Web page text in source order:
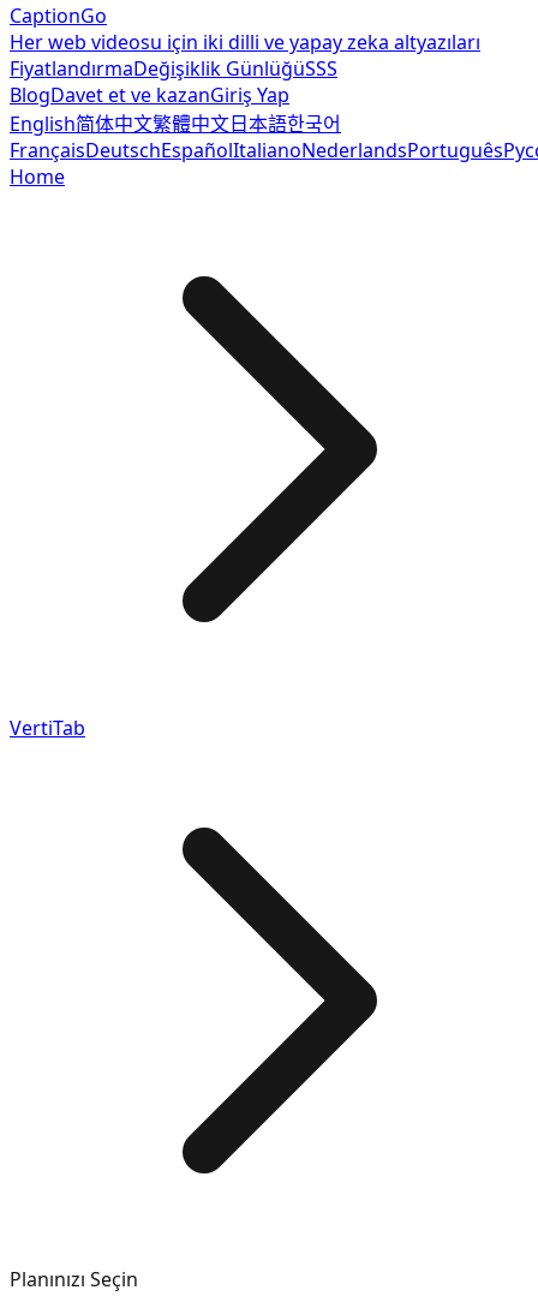
CaptionGo
Her web videosu için iki dilli ve yapay zeka altyazıları
FiyatlandırmaDeğişiklik GünlüğüSSS
BlogDavet et ve kazanGiriş Yap
English简体中文繁體中文日本語한국어
FrançaisDeutschEspañolItalianoNederlandsPortuguês
Home
VertiTab
Planınızı Seçin